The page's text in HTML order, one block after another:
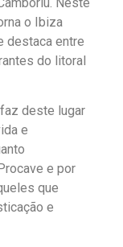
o Ibiza
destaca entre
do litoral
deste lugar
e
e por
que
e